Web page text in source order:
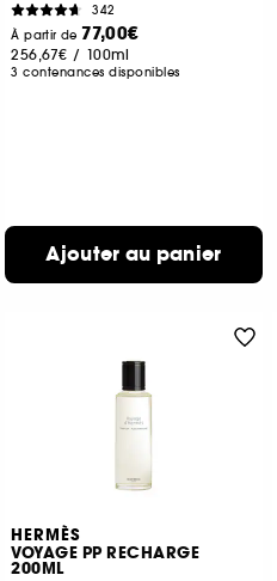
342
À partir de 77,00€
256,67€ / 100ml
3 contenances disponibles
Ajouter au panier
HERMÈS
VOYAGE PP RECHARGE
200ML